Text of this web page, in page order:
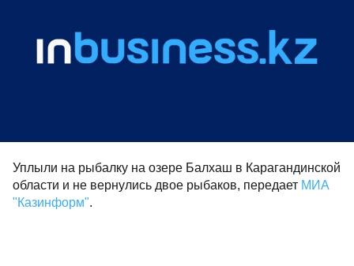
Уплыли на рыбалку на озере Балхаш в Карагандинской
области и не вернулись двое рыбаков, передает МИА
"Казинформ".